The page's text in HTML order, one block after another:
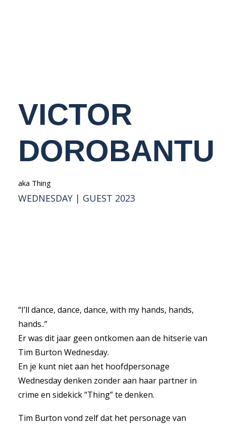
VICTOR
DOROBANTU
aka Thing
WEDNESDAY | GUEST 2023
“I’ll dance, dance, dance, with my hands, hands,
hands..”
Er was dit jaar geen ontkomen aan de hitserie van
Tim Burton Wednesday.
En je kunt niet aan het hoofdpersonage
Wednesday denken zonder aan haar partner in
crime en sidekick “Thing” te denken.
Tim Burton vond zelf dat het personage van